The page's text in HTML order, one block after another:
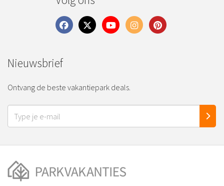
Nieuwsbrief
Ontvang de beste vakantiepark deals.